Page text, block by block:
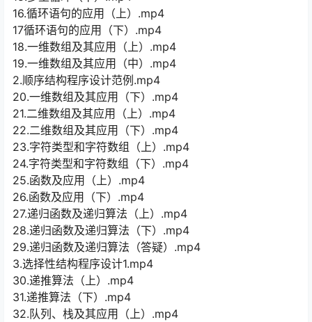
16.循环语句的应用（上）.mp4
17循环语句的应用（下）.mp4
18.一维数组及其应用（上）.mp4
19.一维数组及其应用（中）.mp4
2.顺序结构程序设计范例.mp4
20.一维数组及其应用（下）.mp4
21.二维数组及其应用（上）.mp4
22.二维数组及其应用（下）.mp4
23.字符类型和字符数组（上）.mp4
24.字符类型和字符数组（下）.mp4
25.函数及应用（上）.mp4
26.函数及应用（下）.mp4
27.递归函数及递归算法（上）.mp4
28.递归函数及递归算法（下）.mp4
29.递归函数及递归算法（答疑）.mp4
3.选择性结构程序设计1.mp4
30.递推算法（上）.mp4
31.递推算法（下）.mp4
32.队列、栈及其应用（上）.mp4